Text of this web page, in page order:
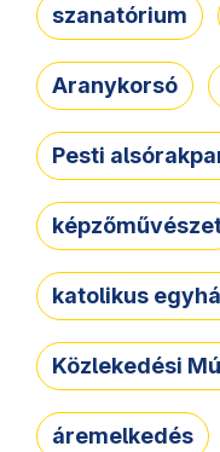
szanatórium
Aranykorsó
Pesti
katolikus
Közlekedési
áremelkedés